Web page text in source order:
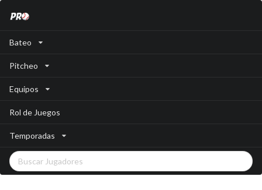
Bateo
Pitcheo
Equipos
Rol de Juegos
Temporadas